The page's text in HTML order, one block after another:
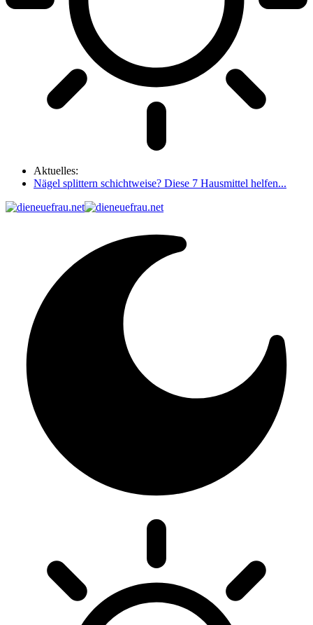
Aktuelles:
Nägel splittern schichtweise? Diese 7 Hausmittel helfen...